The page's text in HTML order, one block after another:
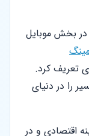
بخش موبایل
تعریف کرد.
را در دنیای
یک گزینه اقتصادی و در